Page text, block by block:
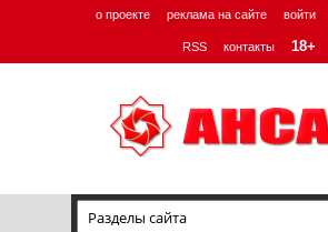
о проекте реклама на сайте войти
RSS контакты 18+